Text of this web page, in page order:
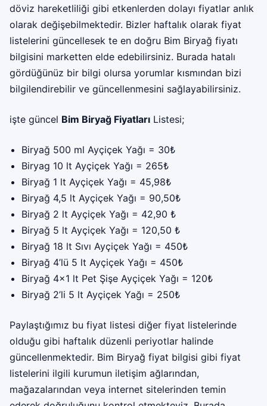
döviz hareketliliği gibi etkenlerden dolayı fiyatlar anlık
olarak değişebilmektedir. Bizler haftalık olarak fiyat
listelerini güncellesek te en doğru Bim Biryağ fiyatı
bilgisini marketten elde edebilirsiniz. Burada hatalı
gördüğünüz bir bilgi olursa yorumlar kısmından bizi
bilgilendirebilir ve güncellenmesini sağlayabilirsiniz.
işte güncel Bim Biryağ Fiyatları Listesi;
Biryağ 500 ml Ayçiçek Yağı = 30₺
Biryag 10 lt Ayçiçek Yağı = 265₺
Biryağ 1 lt Ayçiçek Yağı = 45,98₺
Biryağ 4,5 lt Ayçiçek Yağı = 90,50₺
Biryağ 2 lt Ayçiçek Yağı = 42,90 ₺
Biryağ 5 lt Ayçiçek Yağı = 120,50 ₺
Biryağ 18 lt Sıvı Ayçiçek Yağı = 450₺
Biryağ 4’lü 5 lt Ayçiçek Yağı = 450₺
Biryağ 4×1 lt Pet Şişe Ayçiçek Yağı = 120₺
Biryağ 2’li 5 lt Ayçiçek Yağı = 250₺
Paylaştığımız bu fiyat listesi diğer fiyat listelerinde
olduğu gibi haftalık düzenli periyotlar halinde
güncellenmektedir. Bim Biryağ fiyat bilgisi gibi fiyat
listelerini ilgili kurumun iletişim ağlarından,
mağazalarından veya internet sitelerinden temin